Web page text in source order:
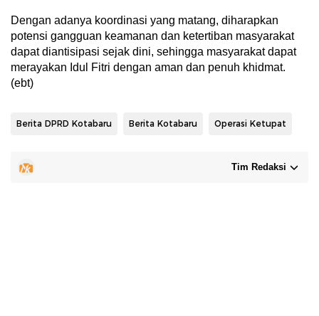
Dengan adanya koordinasi yang matang, diharapkan
potensi gangguan keamanan dan ketertiban masyarakat
dapat diantisipasi sejak dini, sehingga masyarakat dapat
merayakan Idul Fitri dengan aman dan penuh khidmat.
(ebt)
Berita DPRD Kotabaru Berita Kotabaru Operasi Ketupat
Tim Redaksi